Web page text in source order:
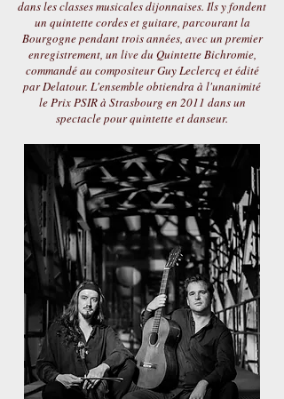
dans les classes musicales dijonnaises. Ils y fondent
un quintette cordes et guitare, parcourant la
Bourgogne pendant trois années, avec un premier
enregistrement, un live du Quintette Bichromie,
commandé au compositeur Guy Leclercq et édité
par Delatour. L'ensemble obtiendra à l'unanimité
le Prix PSIR à Strasbourg en 2011 dans un
spectacle pour quintette et danseur.